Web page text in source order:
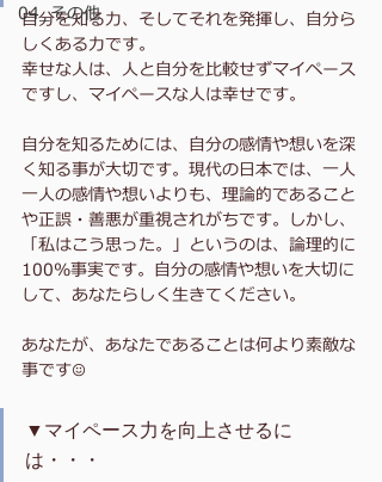
04_その他
自分を知る力、そしてそれを発揮し、自分ら
しくある力です。
幸せな人は、人と自分を比較せずマイペース
ですし、マイペースな人は幸せです。
自分を知るためには、自分の感情や想いを深
く知る事が大切です。現代の日本では、一人
一人の感情や想いよりも、理論的であること
や正誤・善悪が重視されがちです。しかし、
「私はこう思った。」というのは、論理的に
100%事実です。自分の感情や想いを大切に
して、あなたらしく生きてください。
あなたが、あなたであることは何より素敵な
事です☺️
▼マイペース力を向上させるに
は・・・